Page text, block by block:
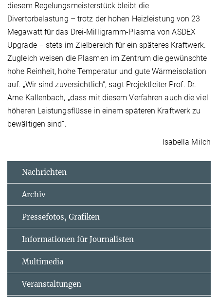
diesem Regelungsmeisterstück bleibt die
Divertorbelastung – trotz der hohen Heizleistung von 23
Megawatt für das Drei-Milligramm-Plasma von ASDEX
Upgrade – stets im Zielbereich für ein späteres Kraftwerk.
Zugleich weisen die Plasmen im Zentrum die gewünschte
hohe Reinheit, hohe Temperatur und gute Wärmeisolation
auf. „Wir sind zuversichtlich“, sagt Projektleiter Prof. Dr.
Arne Kallenbach, „dass mit diesem Verfahren auch die viel
höheren Leistungsflüsse in einem späteren Kraftwerk zu
bewältigen sind“.
Isabella Milch
Nachrichten
Archiv
Pressefotos, Grafiken
Informationen für Journalisten
Multimedia
Veranstaltungen